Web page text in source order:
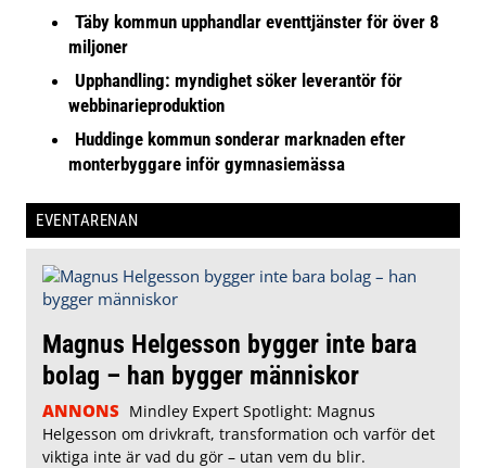
Täby kommun upphandlar eventtjänster för över 8
miljoner
Upphandling: myndighet söker leverantör för
webbinarieproduktion
Huddinge kommun sonderar marknaden efter
monterbyggare inför gymnasiemässa
EVENTARENAN
Magnus Helgesson bygger inte bara
bolag – han bygger människor
ANNONS Mindley Expert Spotlight: Magnus
Helgesson om drivkraft, transformation och varför det
viktiga inte är vad du gör – utan vem du blir.